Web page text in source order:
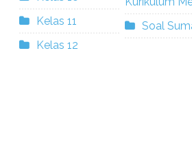
Kelas 11
Kelas 12
Soal